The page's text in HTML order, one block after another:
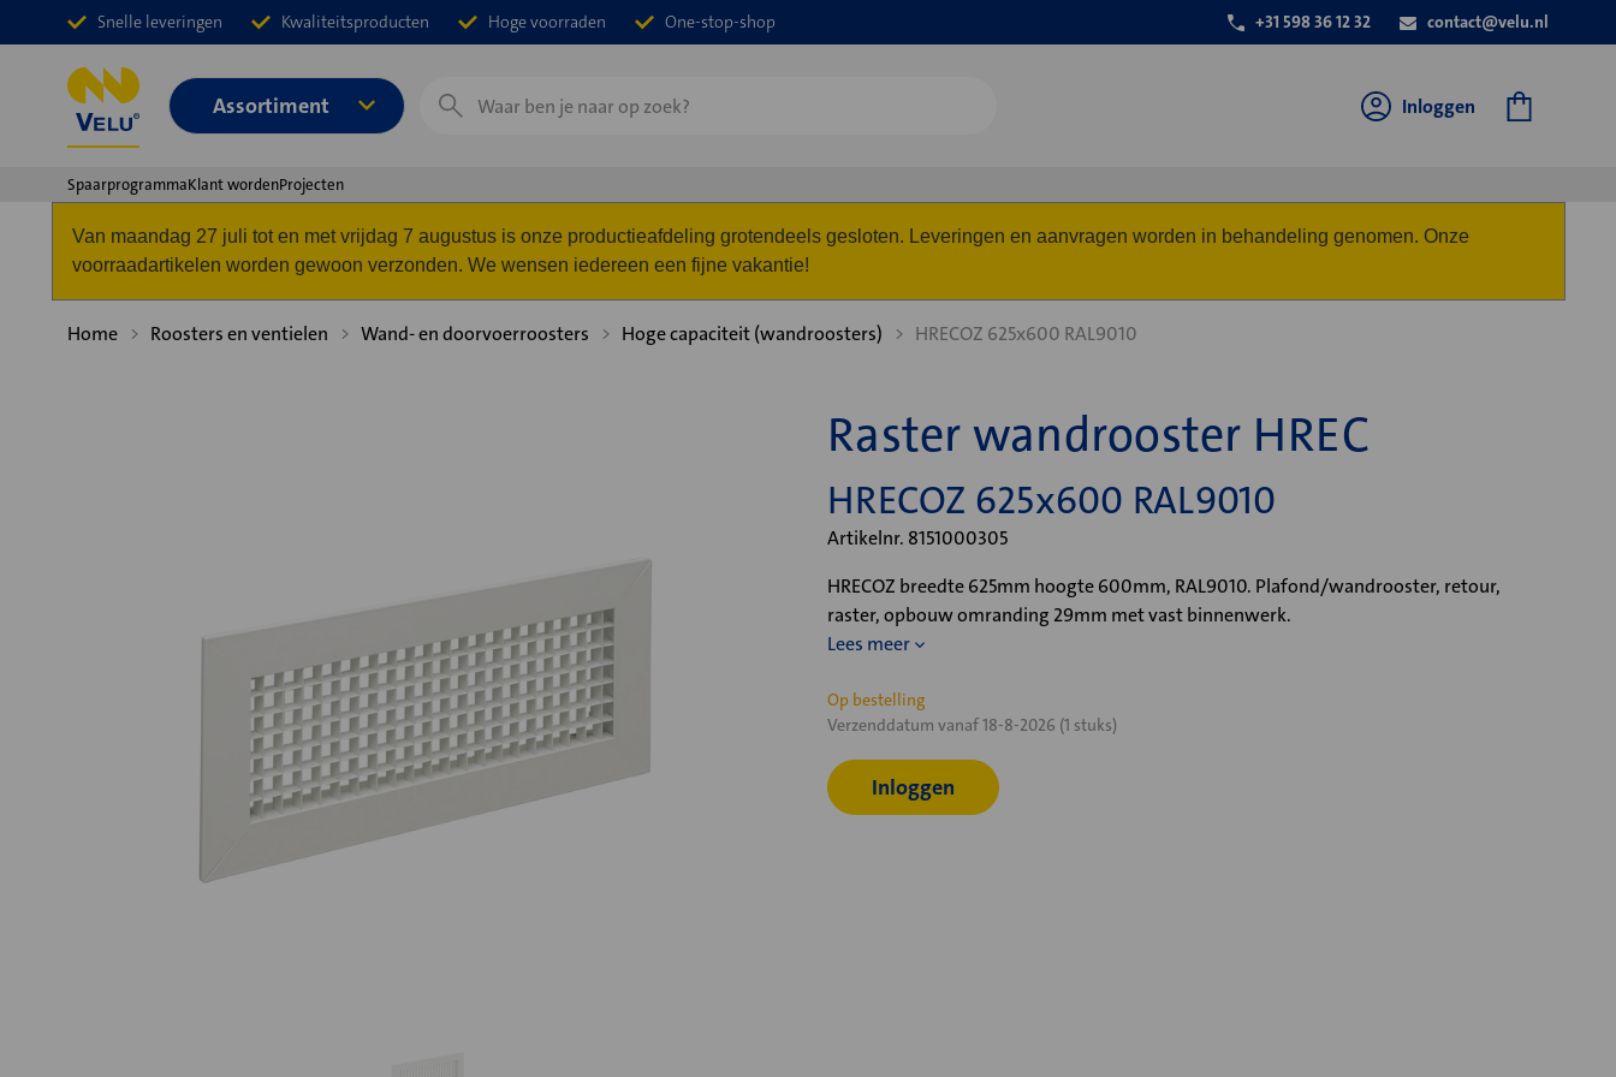
Snelle leveringen Kwaliteitsproducten Hoge voorraden One-stop-shop +31 598 36 12 32 contact@velu.nl
Assortiment
Zoeken
Inloggen
SpaarprogrammaKlant wordenProjecten
Van maandag 27 juli tot en met vrijdag 7 augustus is onze productieafdeling grotendeels gesloten. Leveringen en aanvragen worden in behandeling genomen. Onze
voorraadartikelen worden gewoon verzonden. We wensen iedereen een fijne vakantie!
Home Roosters en ventielen Wand- en doorvoerroosters Hoge capaciteit (wandroosters) HRECOZ 625x600 RAL9010
Raster wandrooster HREC
HRECOZ 625x600 RAL9010
Artikelnr. 8151000305
HRECOZ breedte 625mm hoogte 600mm, RAL9010. Plafond/wandrooster, retour,
raster, opbouw omranding 29mm met vast binnenwerk.
Lees meer
Huidige
voorraad:
Op bestelling
Verzenddatum vanaf 18-8-2026 (1 stuks)
Inloggen